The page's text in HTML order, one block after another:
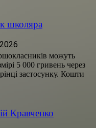
школяра
можуть
5 000 гривень через
застосунку. Кошти
Кравченко